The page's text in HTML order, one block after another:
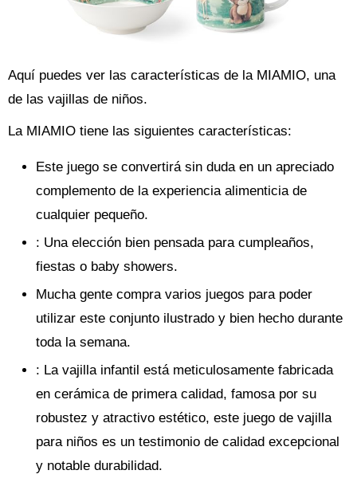
Aquí puedes ver las características de la MIAMIO, una
de las vajillas de niños.
La MIAMIO tiene las siguientes características:
Este juego se convertirá sin duda en un apreciado
complemento de la experiencia alimenticia de
cualquier pequeño.
: Una elección bien pensada para cumpleaños,
fiestas o baby showers.
Mucha gente compra varios juegos para poder
utilizar este conjunto ilustrado y bien hecho durante
toda la semana.
: La vajilla infantil está meticulosamente fabricada
en cerámica de primera calidad, famosa por su
robustez y atractivo estético, este juego de vajilla
para niños es un testimonio de calidad excepcional
y notable durabilidad.